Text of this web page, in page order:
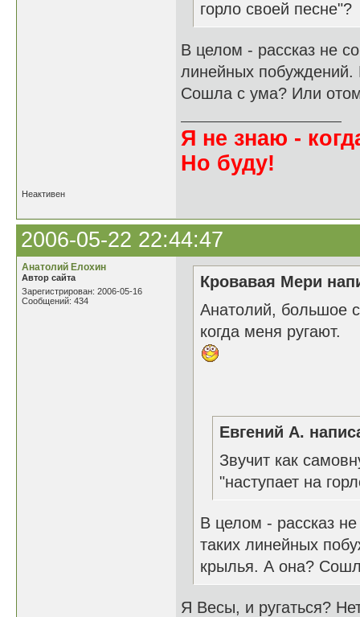
горло своей песне"?
В целом - рассказ не
линейных побуждений.
Сошла с ума? Или
Я не знаю -
Но буду!
Неактивен
2006-05-22 22:44:47
Анатолий Елохин
Автор сайта
Зарегистрирован: 2006-05-16
Сообщений: 434
Кровавая Мери
Анатолий, большое
когда меня ругают.
Евгений А.
Звучит как
"наступает на
В целом - рассказ
таких линейных
крылья. А она?
Я Весы, и ругаться?